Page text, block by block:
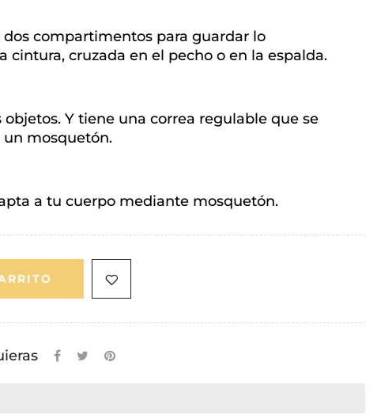
compartimentos para guardar lo
cintura, cruzada en el pecho o en la espalda.
Y tiene una correa regulable que se
mosquetón.
a tu cuerpo mediante mosquetón.